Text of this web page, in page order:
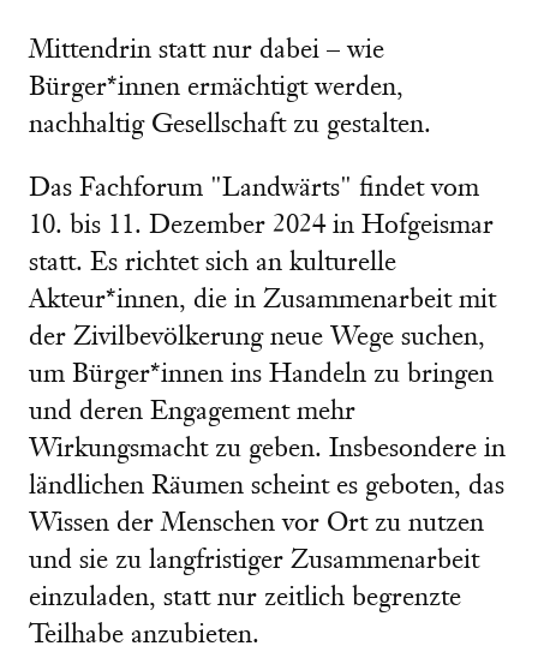
Mittendrin statt nur dabei – wie
Bürger*innen ermächtigt werden,
nachhaltig Gesellschaft zu gestalten.
Das Fachforum "Landwärts" findet vom
10. bis 11. Dezember 2024 in Hofgeismar
statt. Es richtet sich an kulturelle
Akteur*innen, die in Zusammenarbeit mit
der Zivilbevölkerung neue Wege suchen,
um Bürger*innen ins Handeln zu bringen
und deren Engagement mehr
Wirkungsmacht zu geben. Insbesondere in
ländlichen Räumen scheint es geboten, das
Wissen der Menschen vor Ort zu nutzen
und sie zu langfristiger Zusammenarbeit
einzuladen, statt nur zeitlich begrenzte
Teilhabe anzubieten.